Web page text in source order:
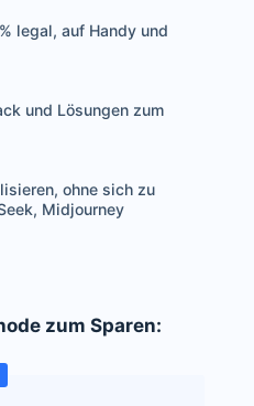
legal, auf Handy und
und Lösungen zum
ohne sich zu
Midjourney
zum Sparen: